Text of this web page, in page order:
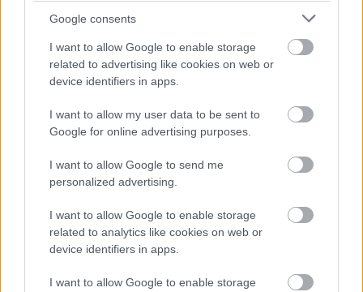
Google consents
I want to allow Google to enable storage
related to advertising like cookies on web or
device identifiers in apps.
I want to allow my user data to be sent to
Google for online advertising purposes.
I want to allow Google to send me
personalized advertising.
I want to allow Google to enable storage
related to analytics like cookies on web or
device identifiers in apps.
I want to allow Google to enable storage
Στην κορυφή του Μικρού Χωριού, μόλις 10 χλμ. από το
στιγμές στους φιλοξενούμενούς του.